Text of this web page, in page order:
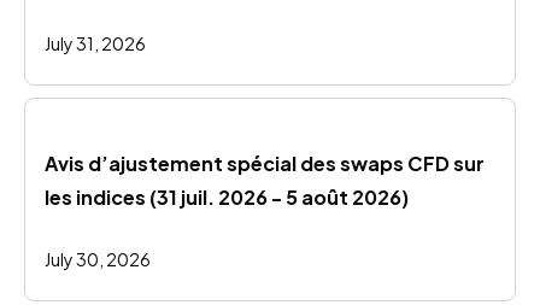
July 31, 2026
Avis d’ajustement spécial des swaps CFD sur
les indices (31 juil. 2026 - 5 août 2026)
July 30, 2026